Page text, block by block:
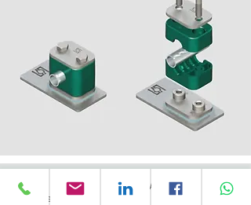
Gürültü ve Titreşim Azaltıcı STAUFF NRC
Kelepçeleri